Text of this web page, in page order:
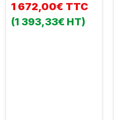
1 672,00€ TTC
(1 393,33€ HT)